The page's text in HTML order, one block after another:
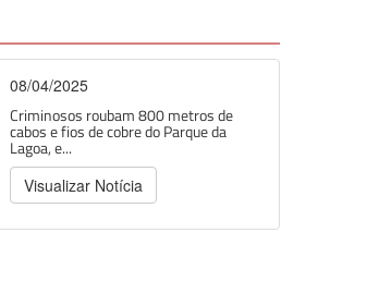
08/04/2025
Criminosos roubam 800 metros de
cabos e fios de cobre do Parque da
Lagoa, e...
Visualizar Notícia